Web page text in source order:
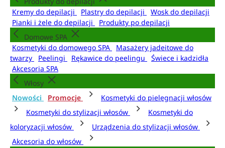
Kremy do depilacji
Plastry do depilacji
Wosk do depilacji
Pianki i żele do depilacji
Produkty po depilacji
Domowe SPA
Kosmetyki do domowego SPA
Masażery jadeitowe do
twarzy
Peelingi Rękawice do peelingu
Świece i kadzidła
Akcesoria SPA
Włosy
Nowości
Promocje
Kosmetyki do pielęgnacji włosów
Kosmetyki do stylizacji włosów
Kosmetyki do
koloryzacji włosów
Urządzenia do stylizacji włosów
Akcesoria do włosów